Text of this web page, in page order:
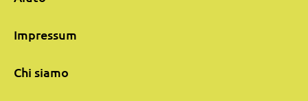
Impressum
Chi siamo